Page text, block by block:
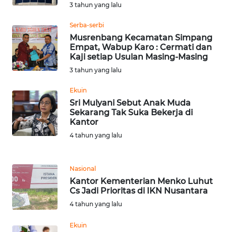
3 tahun yang lalu
Serba-serbi
Musrenbang Kecamatan Simpang
Empat, Wabup Karo : Cermati dan
Kaji setiap Usulan Masing-Masing
3 tahun yang lalu
Ekuin
Sri Mulyani Sebut Anak Muda
Sekarang Tak Suka Bekerja di
Kantor
4 tahun yang lalu
Nasional
Kantor Kementerian Menko Luhut
Cs Jadi Prioritas di IKN Nusantara
4 tahun yang lalu
Ekuin
WN
WN
BOGOR
DEPOK
WN
TAPANULI
WN
SAMOSIR
WN
LAWAS